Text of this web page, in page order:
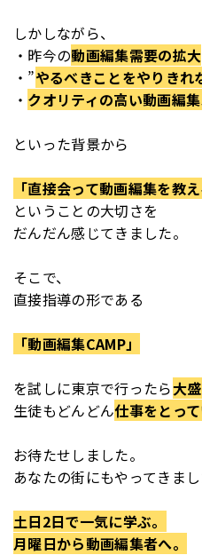
しかしながら、
・昨今の動画編集需要の拡大
・”やるべきことをやりきれ
・ クオリティの高い動画編
といった背景から
「直接会って動画編集を教え
ということの大切さを
だんだん感じてきました。
そこで、
直接指導の形である
「動画編集CAMP」
を試しに東京で行ったら大
生徒もどんどん仕事をとって
お待たせしました。
あなたの街にもやってきまし
土日2日で一気に学ぶ。
月曜日から動画編集者へ。